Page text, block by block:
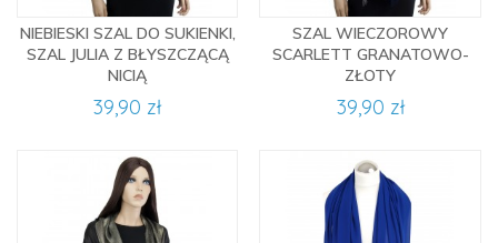
NIEBIESKI SZAL DO SUKIENKI,
SZAL JULIA Z BŁYSZCZĄCĄ
NICIĄ
39,90 zł
SZAL WIECZOROWY
SCARLETT GRANATOWO-
ZŁOTY
39,90 zł